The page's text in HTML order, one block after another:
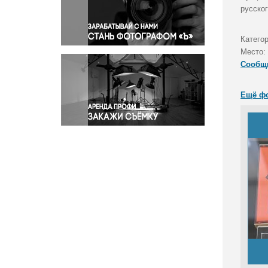
Правосудие
Происшествия и конфликты
Религия
Светская жизнь
Спорт
Экология
Экономика и бизнес
Место:
Ещё